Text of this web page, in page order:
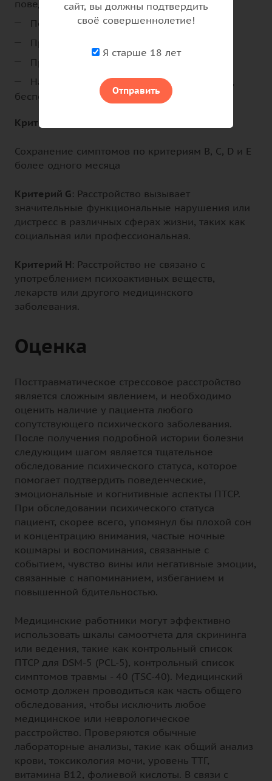
поведение;
Повышенная бдительность;
Преувеличенная реакция испуга;
Проблемы с концентрацией внимания;
Нарушения сна (трудности с засыпанием,
беспокойный сон);
Критерий F: продолжительность
Сохранение симптомов по критериям B, C, D и E
более одного месяца
Критерий G: Расстройство вызывает
значительные функциональные нарушения или
дистресс в различных сферах жизни, таких как
социальная или профессиональная.
Критерий H: Расстройство не связано с
употреблением психоактивных веществ,
лекарств или другого медицинского
заболевания.
Оценка
Посттравматическое стрессовое расстройство
является сложным явлением, и необходимо
оценить наличие у пациента любого
сопутствующего психического заболевания.
После получения подробной истории болезни
следующим шагом является тщательное
обследование психического статуса, которое
помогает подтвердить поведенческие,
эмоциональные и когнитивные аспекты ПТСР.
При обследовании психического статуса
пациент, скорее всего, упомянул бы плохой сон
и концентрацию внимания, частые ночные
кошмары и воспоминания, связанные с
событием, чувство вины или негативные эмоции,
связанные с напоминанием, избеганием и
повышенной бдительностью.
Медицинские работники могут эффективно
использовать шкалы самоотчета для скрининга
или ведения, такие как контрольный список
ПТСР для DSM-5 (PCL-5), контрольный список
симптомов травмы - 40 (TSC-40). Медицинский
осмотр должен проводиться как часть общего
обследования, чтобы исключить любое
медицинское или неврологическое
расстройство. Проверяются обычные
лабораторные анализы, такие как общий анализ
крови, токсикология мочи, уровень ТТГ,
витамина В12, фолиевой кислоты. В связи с
сайт, вы должны подтвердить
своё совершеннолетие!
Я старше 18 лет
Отправить